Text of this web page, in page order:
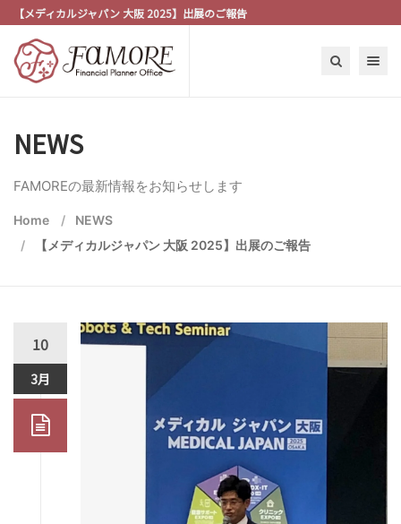
【メディカルジャパン 大阪 2025】出展のご報告
Toggle
NEWS
FAMOREの最新情報をお知らせします
Home
NEWS
【メディカルジャパン 大阪 2025】出展のご報告
10
3月